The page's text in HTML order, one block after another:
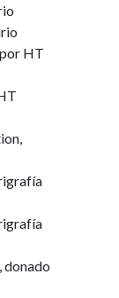
HT
donado